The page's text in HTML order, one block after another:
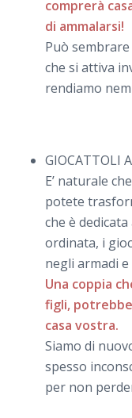
comprerà
di ammalarsi!
Può sembrare
che si attiva
rendiamo
GIOCATTOLI
E’ naturale
potete
che è
ordinata, i
negli armadi
Una coppia
figli,
casa vostra.
Siamo di
spesso
per non